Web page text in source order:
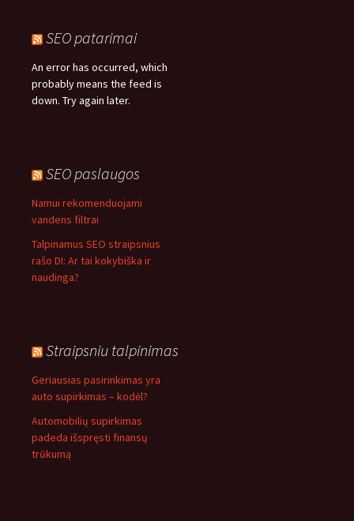
SEO patarimai
An error has occurred, which
probably means the feed is
down. Try again later.
SEO paslaugos
Namui rekomenduojami
vandens filtrai
Talpinamus SEO straipsnius
rašo DI: Ar tai kokybiška ir
naudinga?
Straipsniu talpinimas
Geriausias pasirinkimas yra
auto supirkimas – kodėl?
Automobilių supirkimas
padeda išspręsti finansų
trūkumą